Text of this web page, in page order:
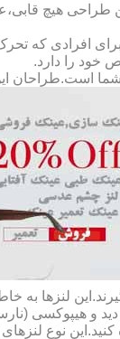
هیچ
افرادی که
خود را دارد.
است.طراحان
لنزها
و هیپوکسی
نوع